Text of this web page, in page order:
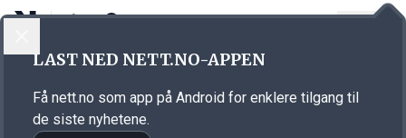
Annonsørinnhold
LAST NED NETT.NO-APPEN
Få nett.no som app på Android for enklere tilgang til
de siste nyhetene.